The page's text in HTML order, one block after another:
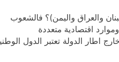
والعراق واليمن)؟ فالشعوب
اقتصادية متعددة
اطار الدولة تعتبر الدول